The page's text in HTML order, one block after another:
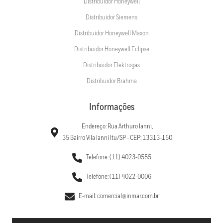
Distribuidor Honeywell
Distribuidor Siemens
Distribuidor Honeywell Maxon
Distribuidor Honeywell Eclipse
Distribuidor Elektrogas
Distribuidor Brahma
Informações
Endereço: Rua Arthuro Ianni,
35 Bairro Vila Ianni Itu/SP - CEP: 13313-150
Telefone: (11) 4023-0555
Telefone: (11) 4022-0006
E-mail: comercial@inmar.com.br